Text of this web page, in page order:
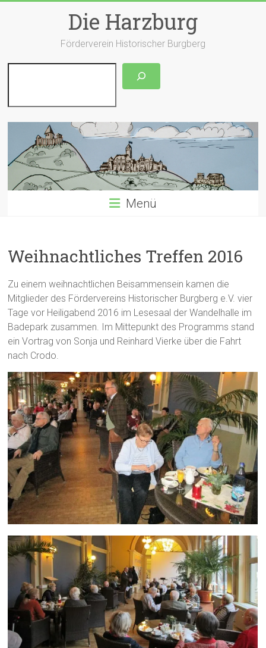
Die Harzburg
Förderverein Historischer Burgberg
Menü
Weihnachtliches Treffen 2016
Zu einem weihnachtlichen Beisammensein kamen die
Mitglieder des Fördervereins Historischer Burgberg e.V. vier
Tage vor Heiligabend 2016 im Lesesaal der Wandelhalle im
Badepark zusammen. Im Mittepunkt des Programms stand
ein Vortrag von Sonja und Reinhard Vierke über die Fahrt
nach Crodo.